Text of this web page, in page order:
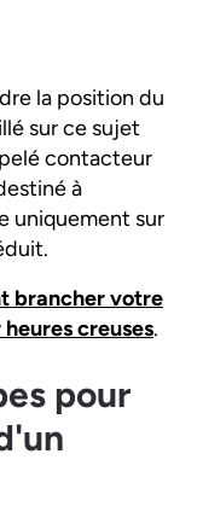
la position du
sur ce sujet
contacteur
à
uniquement sur
brancher votre
creuses.
pour